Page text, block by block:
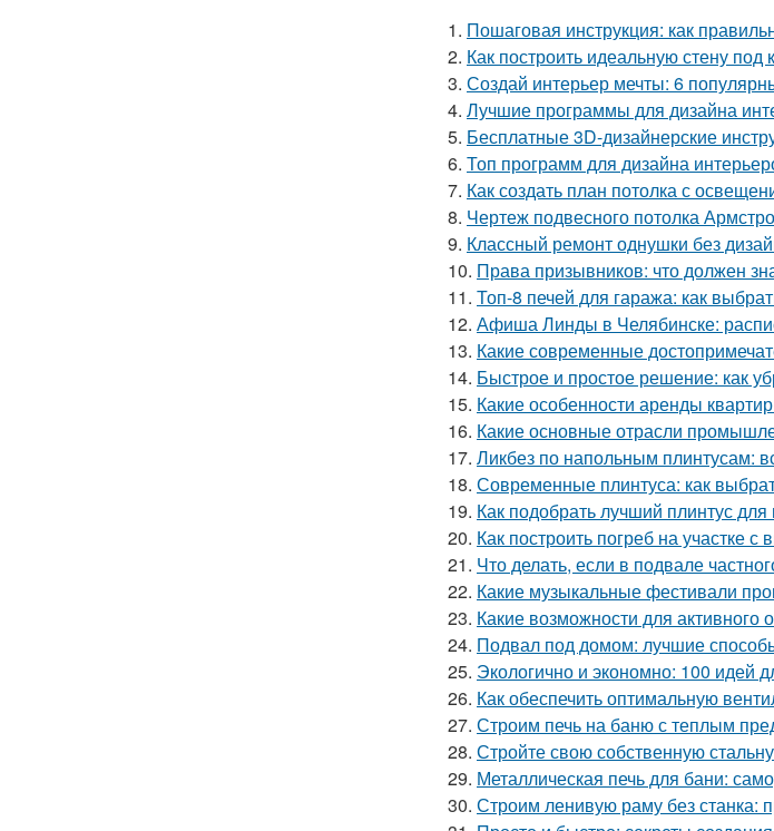
1. Пошаговая инструкция: как
2. Как построить идеальную стену
3. Создай интерьер мечты: 6
4. Лучшие программы для дизайна
5. Бесплатные 3D-дизайнерские
6. Топ программ для дизайна
7. Как создать план потолка с
8. Чертеж подвесного потолка
9. Классный ремонт однушки без
10. Права призывников: что должен
11. Топ-8 печей для гаража: как
12. Афиша Линды в Челябинске:
13. Какие современные
14. Быстрое и простое решение: как
15. Какие особенности аренды
16. Какие основные отрасли
17. Ликбез по напольным плинтусам:
18. Современные плинтуса: как
19. Как подобрать лучший плинтус
20. Как построить погреб на участке
21. Что делать, если в подвале
22. Какие музыкальные фестивали
23. Какие возможности для активного
24. Подвал под домом: лучшие
25. Экологично и экономно: 100 идей
26. Как обеспечить оптимальную
27. Строим печь на баню с теплым
28. Стройте свою собственную
29. Металлическая печь для бани:
30. Строим ленивую раму без станка: